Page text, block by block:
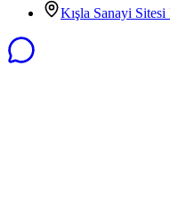
Kışla Sanayi